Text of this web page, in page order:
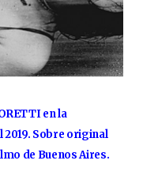
en la
Sobre original
de Buenos Aires.